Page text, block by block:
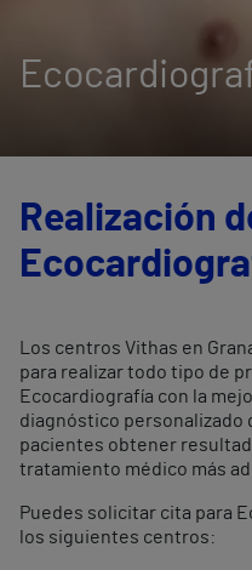
Realización
Los centros Vithas en
para realizar todo tipo de
Ecocardiografía con la
diagnóstico personalizado
pacientes obtener
tratamiento médico más
Puedes solicitar cita para
los siguientes centros: